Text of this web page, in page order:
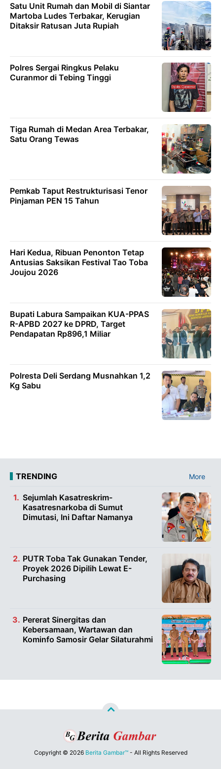
Satu Unit Rumah dan Mobil di Siantar
Martoba Ludes Terbakar, Kerugian
Ditaksir Ratusan Juta Rupiah
Polres Sergai Ringkus Pelaku
Curanmor di Tebing Tinggi
Tiga Rumah di Medan Area Terbakar,
Satu Orang Tewas
Pemkab Taput Restrukturisasi Tenor
Pinjaman PEN 15 Tahun
Hari Kedua, Ribuan Penonton Tetap
Antusias Saksikan Festival Tao Toba
Joujou 2026
Bupati Labura Sampaikan KUA-PPAS
R-APBD 2027 ke DPRD, Target
Pendapatan Rp896,1 Miliar
Polresta Deli Serdang Musnahkan 1,2
Kg Sabu
TRENDING More
Sejumlah Kasatreskrim-
Kasatresnarkoba di Sumut
Dimutasi, Ini Daftar Namanya
PUTR Toba Tak Gunakan Tender,
Proyek 2026 Dipilih Lewat E-
Purchasing
Pererat Sinergitas dan
Kebersamaan, Wartawan dan
Kominfo Samosir Gelar Silaturahmi
Copyright © 2026 Berita Gambar™- All Rights Reserved